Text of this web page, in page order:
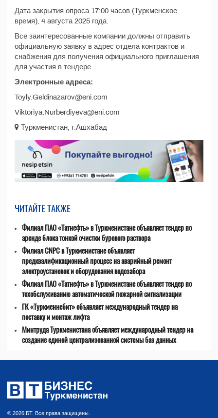
Дата закрытия опроса 17:00 часов (Туркменское
время), 4 августа 2025 года.
Все заинтересованные компании должны отправить
официальную заявку в адрес отдела контрактов и
снабжения для получения официального приглашения
для участия в тендере.
Электронные адреса:
Toyly.Geldinazarov@eni.com
Viktoriya.Nurberdiyeva@eni.com
Туркменистан, г.Ашхабад
ЧИТАЙТЕ ТАКЖЕ
Филиал ПАО «Татнефть» в Туркменистане объявляет тендер по
аренде блока тонкой очистки бурового раствора
Филиал CNPC в Туркменистане объявляет
предквалификационный процесс на аварийный ремонт
электроустановок и оборудования водозабора
Филиал ПАО «Татнефть» в Туркменистане объявляет тендер по
техобслуживанию автоматической пожарной сигнализации
ГК «Туркменнебит» объявляет международный тендер на
поставку и монтаж лифта
Минтруда Туркменистана объявляет международный тендер на
создание единой централизованной системы баз данных
© 2026 БТ. Все права защищены.